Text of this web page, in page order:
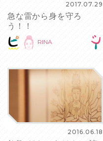
2017.07.29
急な雷から身を守ろ
う！！
RINA
2016.06.18